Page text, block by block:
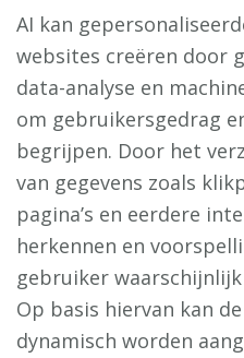
AI kan
websites creëren door
data-analyse en
om gebruikersgedrag
begrijpen. Door het
van gegevens zoals
pagina’s en eerdere
herkennen en
gebruiker
Op basis hiervan kan
dynamisch worden